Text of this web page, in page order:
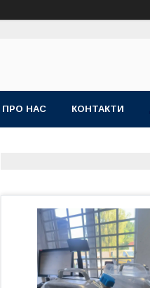
ПРО НАС КОНТАКТИ